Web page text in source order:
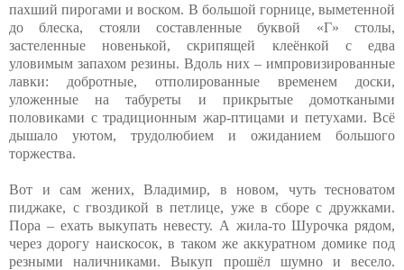
пахший пирогами и воском. В большой горнице, выметенной
до блеска, стояли составленные буквой «Г» столы,
застеленные новенькой, скрипящей клеёнкой с едва
уловимым запахом резины. Вдоль них – импровизированные
лавки: добротные, отполированные временем доски,
уложенные на табуреты и прикрытые домоткаными
половиками с традиционным жар-птицами и петухами. Всё
дышало уютом, трудолюбием и ожиданием большого
торжества.
Вот и сам жених, Владимир, в новом, чуть тесноватом
пиджаке, с гвоздикой в петлице, уже в сборе с дружками.
Пора – ехать выкупать невесту. А жила-то Шурочка рядом,
через дорогу наискосок, в таком же аккуратном домике под
резными наличниками. Выкуп прошёл шумно и весело.